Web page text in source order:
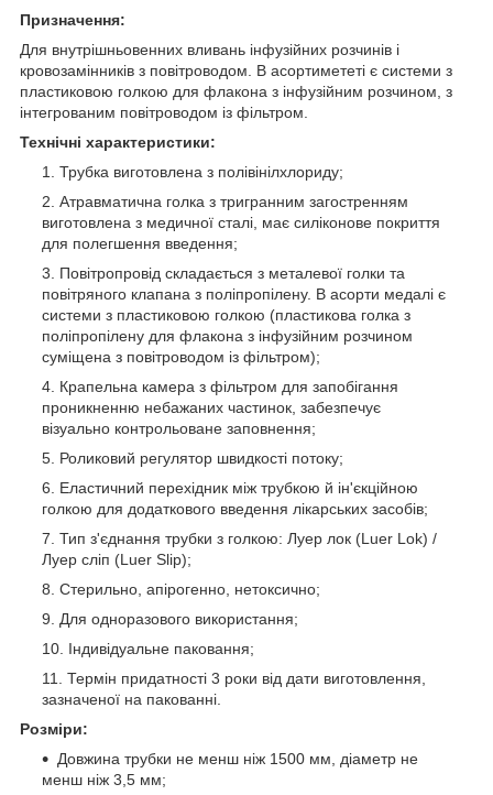
Призначення:
Для внутрішньовенних вливань інфузійних розчинів і
кровозамінників з повітроводом. В асортимететі є системи з
пластиковою голкою для флакона з інфузійним розчином, з
інтегрованим повітроводом із фільтром.
Технічні характеристики:
Трубка виготовлена з полівінілхлориду;
Атравматична голка з тригранним загостренням
виготовлена з медичної сталі, має силіконове покриття
для полегшення введення;
Повітропровід складається з металевої голки та
повітряного клапана з поліпропілену. В асорти медалі є
системи з пластиковою голкою (пластикова голка з
поліпропілену для флакона з інфузійним розчином
суміщена з повітроводом із фільтром);
Крапельна камера з фільтром для запобігання
проникненню небажаних частинок, забезпечує
візуально контрольоване заповнення;
Роликовий регулятор швидкості потоку;
Еластичний перехідник між трубкою й ін'єкційною
голкою для додаткового введення лікарських засобів;
Тип з'єднання трубки з голкою: Луер лок (Luer Lok) /
Луер сліп (Luer Slip);
Стерильно, апірогенно, нетоксично;
Для одноразового використання;
Індивідуальне паковання;
Термін придатності 3 роки від дати виготовлення,
зазначеної на пакованні.
Розміри:
Довжина трубки не менш ніж 1500 мм, діаметр не
менш ніж 3,5 мм;